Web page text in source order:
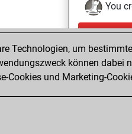
You
You
You
Technologien, um
können dabei
Cookies und Marketing-